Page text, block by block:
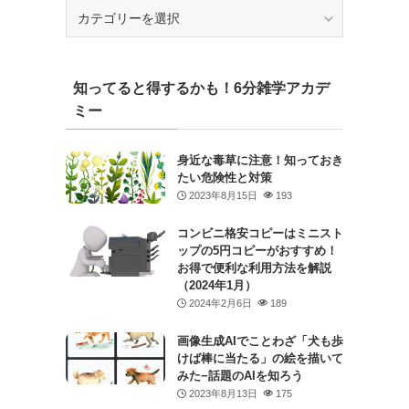
ー知ってると得するかも！6分雑学アカデ
ミー
身近な毒草に注意！知っておき
たい危険性と対策
2023年8月15日 193
コンビニ格安コピーはミニスト
ップの5円コピーがおすすめ！
お得で便利な利用方法を解説
（2024年1月）
2024年2月6日 189
画像生成AIでことわざ「犬も歩
けば棒に当たる」の絵を描いて
みた−話題のAIを知ろう
2023年8月13日 175